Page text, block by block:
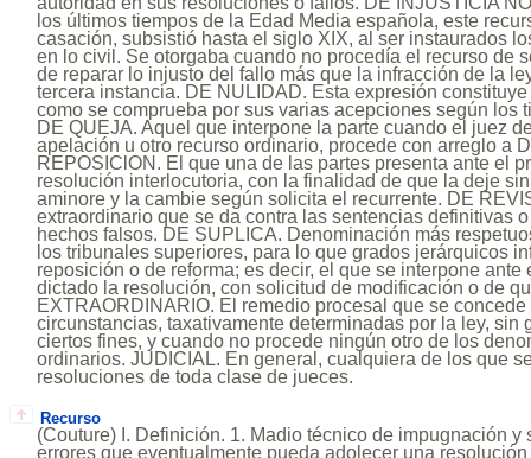
los últimos tiempos de la Edad Media española, este
casación, subsistió hasta el siglo XIX, al ser instaurados
en lo civil. Se otorgaba cuando no procedía el recurso de
de reparar lo injusto del fallo más que la infracción de la
tercera instancia. DE NULIDAD. Esta expresión
como se comprueba por sus varias acepciones según los
DE QUEJA. Aquel que interpone la parte cuando el juez
apelación u otro recurso ordinario, procede con arreglo a
REPOSIClON. El que una de las partes presenta ante el
resolución interlocutoria, con la finalidad de que la deje
aminore y la cambie según solicita el recurrente. DE
extraordinario que se da contra las sentencias definitivas
hechos falsos. DE SUPLICA. Denominación más
los tribunales superiores, para lo que grados jerárquicos
reposición o de reforma; es decir, el que se interpone
dictado la resolución, con solicitud de modificación o de
EXTRAORDINARIO. El remedio procesal que se
circunstancias, taxativamente determinadas por la ley, sin
ciertos fines, y cuando no procede ningún otro de los
ordinarios. JUDICIAL. En general, cualquiera de los que
resoluciones de toda clase de jueces.
Recurso
(Couture) I. Definición. 1. Madio técnico de impugnación y
errores que eventualmente pueda adolecer una